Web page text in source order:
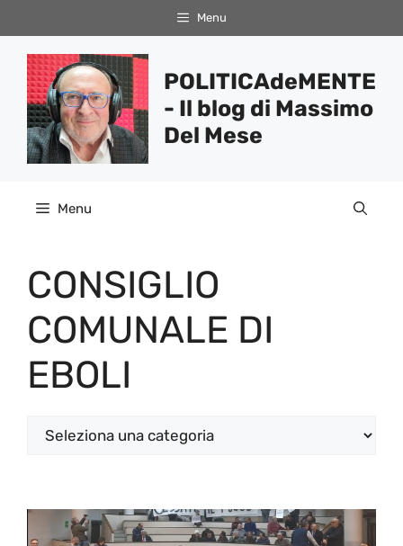
al
contenuto
Menu
POLITICAdeMENTE
- Il blog di Massimo
Del Mese
Menu
CONSIGLIO
COMUNALE DI
EBOLI
Categorie